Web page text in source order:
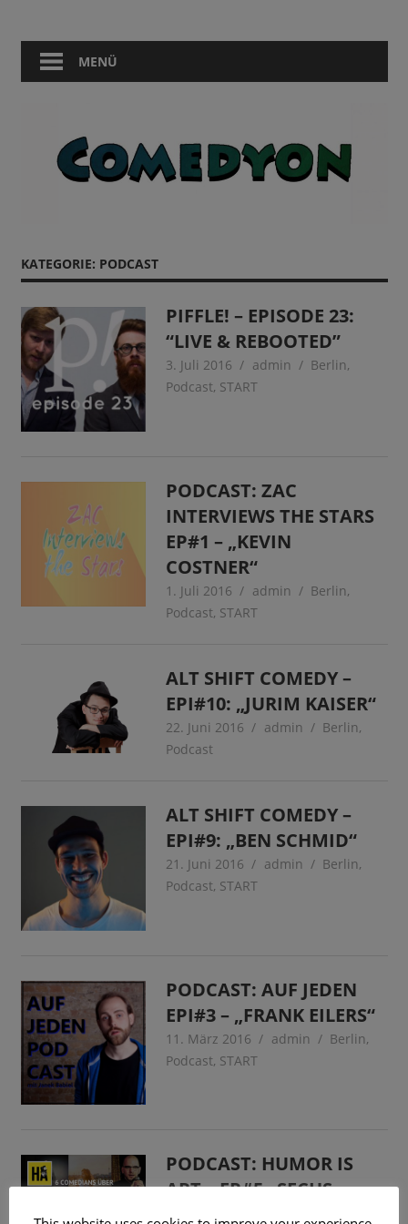
springen
Comedyon
Berlin
MENÜ
KATEGORIE: PODCAST
PIFFLE! – EPISODE 23:
“LIVE & REBOOTED”
3. Juli 2016 admin Berlin,
Podcast, START
PODCAST: ZAC
INTERVIEWS THE STARS
EP#1 – „KEVIN
COSTNER“
1. Juli 2016 admin Berlin,
Podcast, START
ALT SHIFT COMEDY –
EPI#10: „JURIM KAISER“
22. Juni 2016 admin Berlin,
Podcast
ALT SHIFT COMEDY –
EPI#9: „BEN SCHMID“
21. Juni 2016 admin Berlin,
Podcast, START
PODCAST: AUF JEDEN
EPI#3 – „FRANK EILERS“
11. März 2016 admin Berlin,
Podcast, START
PODCAST: HUMOR IS
ART – EP#5 „SECHS
COMEDIANS“